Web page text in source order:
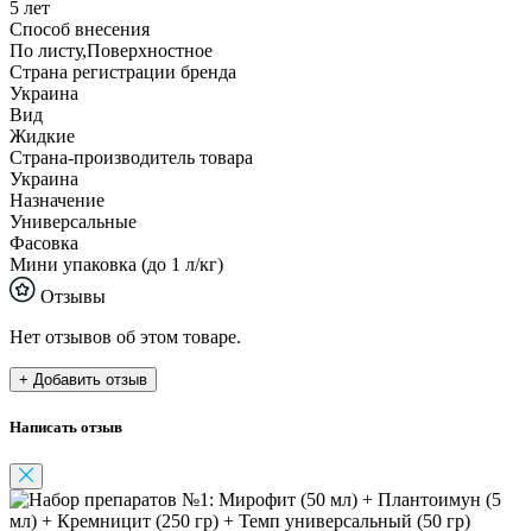
5 лет
Способ внесения
По листу,Поверхностное
Страна регистрации бренда
Украина
Вид
Жидкие
Страна-производитель товара
Украина
Назначение
Универсальные
Фасовка
Мини упаковка (до 1 л/кг)
Отзывы
Нет отзывов об этом товаре.
+ Добавить отзыв
Написать отзыв